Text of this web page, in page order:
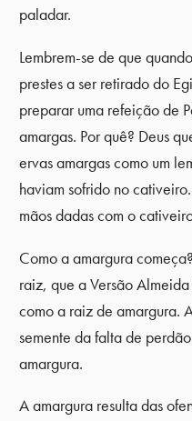
paladar.
Lembrem-se de que
prestes a ser retirado do
preparar uma refeição de
amargas. Por quê? Deus
ervas amargas como um
haviam sofrido no
mãos dadas com o
Como a amargura
raiz, que a Versão
como a raiz de amargura.
semente da falta de
amargura.
A amargura resulta das